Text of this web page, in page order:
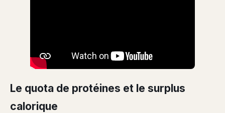
Le quota de protéines et le surplus
calorique